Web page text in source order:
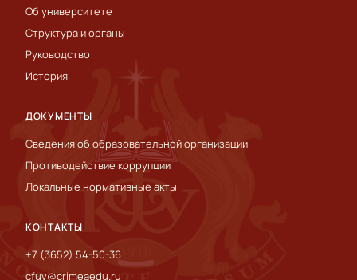
Об университете
Структура и органы
Руководство
История
ДОКУМЕНТЫ
Сведения об образовательной организации
Противодействие коррупции
Локальные нормативные акты
КОНТАКТЫ
+7 (3652) 54-50-36
cfuv@crimeaedu.ru